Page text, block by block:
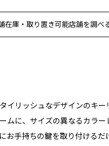
在庫・取り置き可能店舗を調べ
イリッシュなデザインのキー
ムに、サイズの異なるカラ
お手持ちの鍵を取り付ける